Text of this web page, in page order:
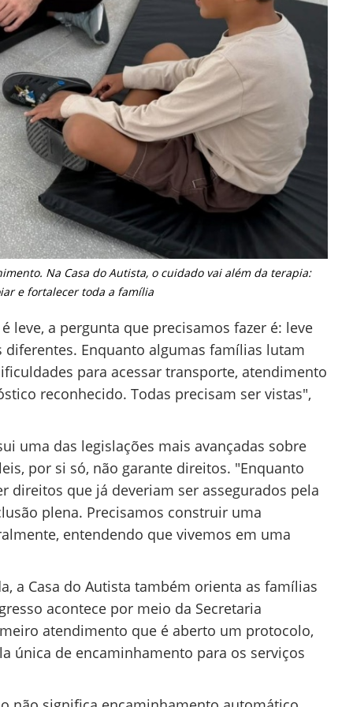
Na Casa do Autista, o cuidado vai além da terapia:
e fortalecer toda a família
leve, a pergunta que precisamos fazer é: leve
Enquanto algumas famílias lutam
para acessar transporte, atendimento
reconhecido. Todas precisam ser vistas",
uma das legislações mais avançadas sobre
por si só, não garante direitos. "Enquanto
direitos que já deveriam ser assegurados pela
plena. Precisamos construir uma
entendendo que vivemos em uma
a Casa do Autista também orienta as famílias
acontece por meio da Secretaria
atendimento que é aberto um protocolo,
única de encaminhamento para os serviços